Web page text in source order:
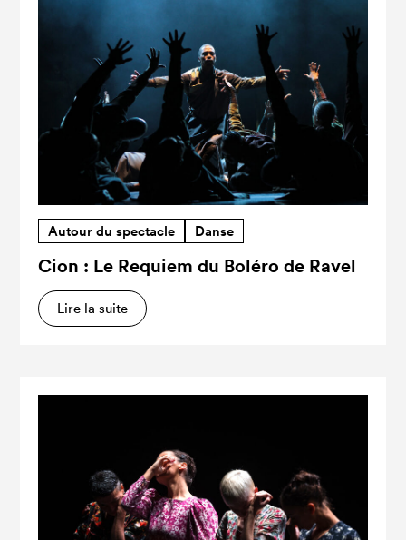
Autour du spectacle Danse
Cion : Le Requiem du Boléro de Ravel
Lire la suite